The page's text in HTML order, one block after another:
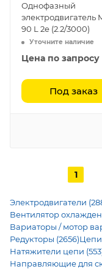
Однофазный
электродвигатель
90 L 2e (2.2/3000)
Уточните наличие
Цена по запросу
Под заказ
1
Электродвигатели
Вентилятор
Вариаторы / мотор
Редукторы (2656)
Натяжители цепи
Направляющие для